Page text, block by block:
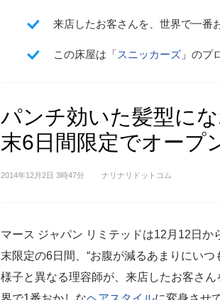
来店したお客さんを、世界で一番
この床屋は「スニッカーズ 」のプ
パンチ効いた髪型に
末6日間限定でオープ
2014年12月2日 3時47分 ナリナリドットコム
マース ジャパン リミテッドは12月12日か
末限定の6日間、“お腹が減るあまりにいつ
様子と異なる理容師が、来店したお客さん